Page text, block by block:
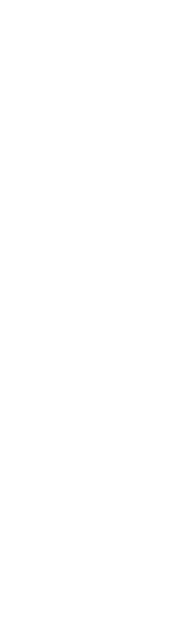
／バックカメラ／Ｍ
キセーフティサポー
／シートヒーター